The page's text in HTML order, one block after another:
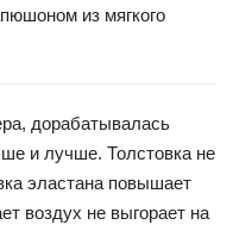
из мягкого
дорабатывалась
и лучше. Толстовка не
эластана повышает
воздух не выгорает на